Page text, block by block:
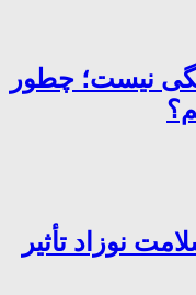
نیست؛ چطور
نوزاد تأثیر